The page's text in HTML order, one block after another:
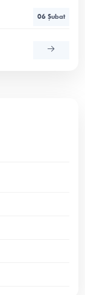
06 Şubat